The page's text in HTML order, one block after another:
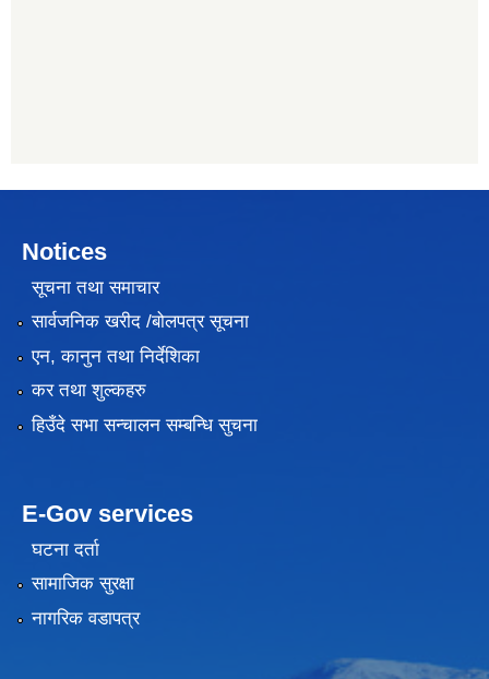
Notices
सूचना तथा समाचार
सार्वजनिक खरीद /बोलपत्र सूचना
एन, कानुन तथा निर्देशिका
कर तथा शुल्कहरु
हिउँदे सभा सन्चालन सम्बन्धि सुचना
E-Gov services
घटना दर्ता
सामाजिक सुरक्षा
नागरिक वडापत्र